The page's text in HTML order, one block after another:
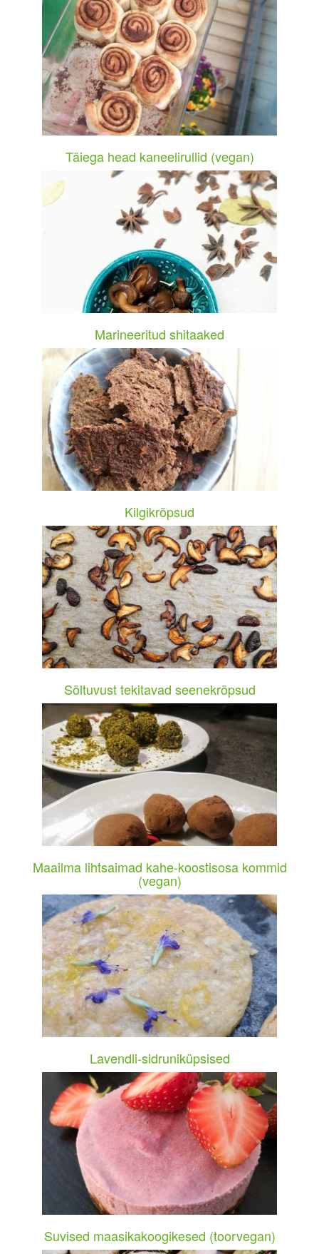
Täiega head kaneelirullid (vegan)
Marineeritud shitaaked
Kilgikrõpsud
Sõltuvust tekitavad seenekrõpsud
Maailma lihtsaimad kahe-koostisosa kommid
(vegan)
Lavendli-sidruniküpsised
Suvised maasikakoogikesed (toorvegan)